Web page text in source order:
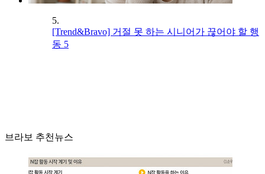
5.
[Trend&Bravo] 거절 못 하는 시니어가 끊어야 할 행
동 5
브라보 추천뉴스